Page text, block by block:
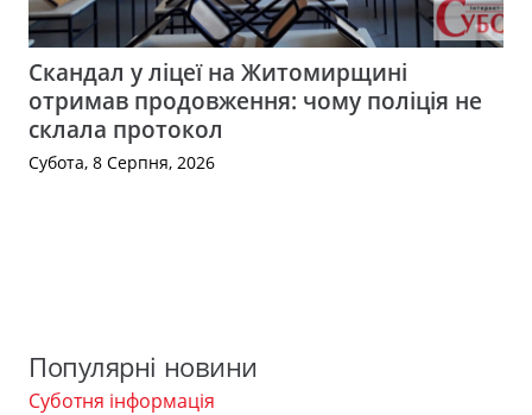
Скандал у ліцеї на Житомирщині
отримав продовження: чому поліція не
склала протокол
Субота, 8 Серпня, 2026
Популярні новини
Суботня інформація